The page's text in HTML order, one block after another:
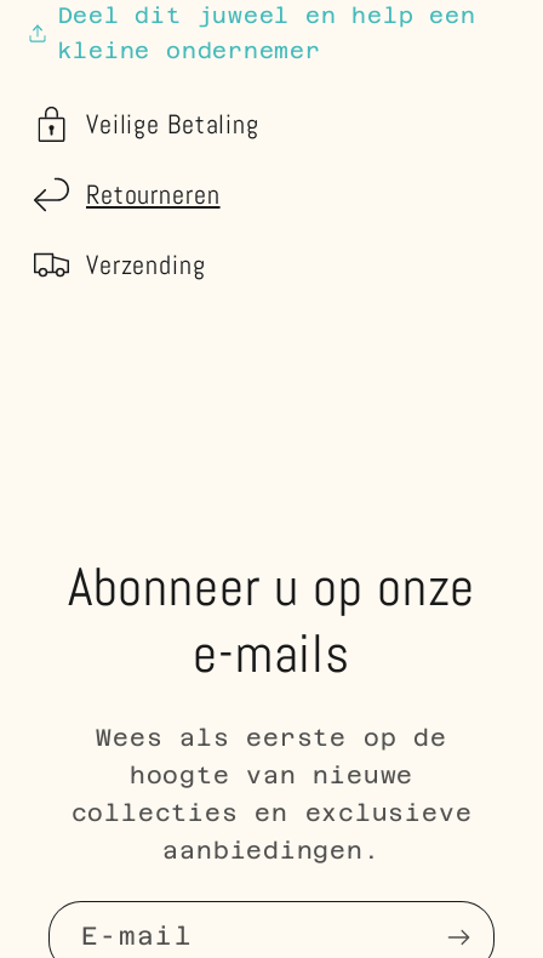
Deel dit juweel en help een
kleine ondernemer
Veilige Betaling
Retourneren
Verzending
Abonneer u op onze
e-mails
Wees als eerste op de
hoogte van nieuwe
collecties en exclusieve
aanbiedingen.
E‑mail